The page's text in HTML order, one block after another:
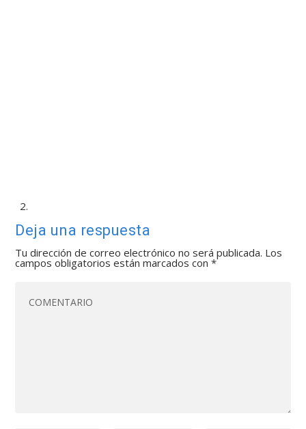
Deja una respuesta
Tu dirección de correo electrónico no será publicada. Los
campos obligatorios están marcados con*